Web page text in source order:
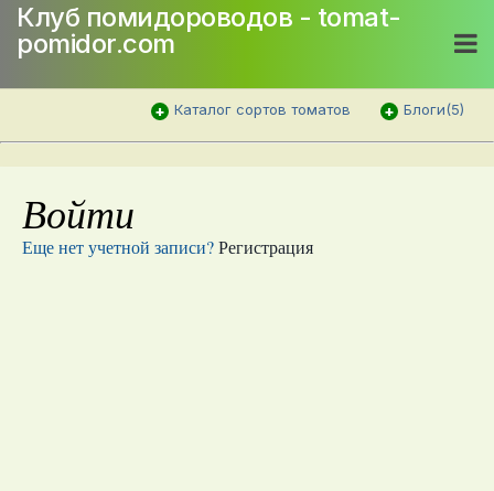
Клуб помидороводов - tomat-
pomidor.com
Каталог сортов томатов Блоги(5)
Войти
Еще нет учетной записи?Регистрация